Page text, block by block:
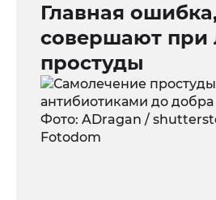
Главная
совершают при
простуды